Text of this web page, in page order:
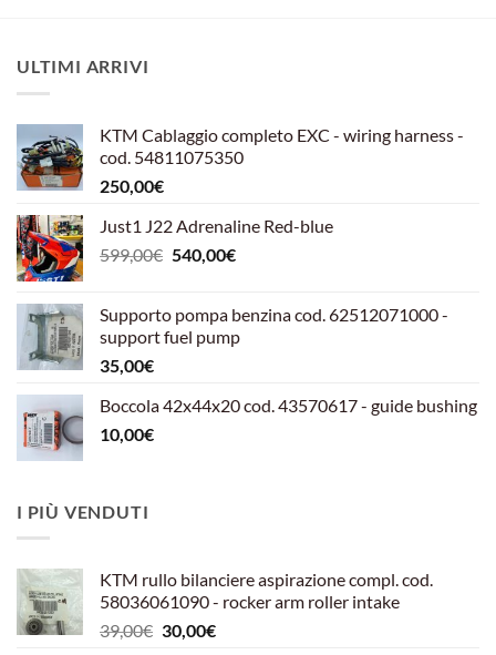
ULTIMI ARRIVI
KTM Cablaggio completo EXC - wiring harness -
cod. 54811075350
250,00€
Just1 J22 Adrenaline Red-blue
599,00€ Il
era:
599,00€.
540,00€Il
è:
540,00€.
Supporto pompa benzina cod. 62512071000 -
support fuel pump
35,00€
Boccola 42x44x20 cod. 43570617 - guide bushing
10,00€
I PIÙ VENDUTI
KTM rullo bilanciere aspirazione compl. cod.
58036061090 - rocker arm roller intake
39,00€ Il
30,00€Il